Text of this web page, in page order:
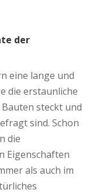
der
eine lange und
die erstaunliche
steckt und
sind. Schon
die
Eigenschaften
als auch im